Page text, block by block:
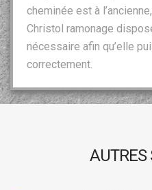
cheminée est à
Christol ramonage
nécessaire afin qu’elle
correctement.
AUTRES